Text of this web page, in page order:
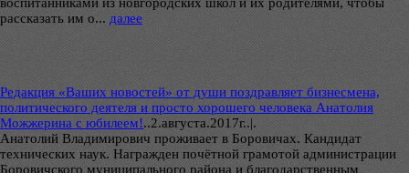
воспитанниками из новгородских школ и их родителями, чтобы
рассказать им о... далее
Редакция «Ваших новостей» от души поздравляет бизнесмена,
политического деятеля и просто хорошего человека Анатолия
Можжерина с юбилеем!..2.августа.2017г..|.
Анатолий Владимирович проживает в Боровичах. Кандидат
технических наук. Награжден почётной грамотой администрации
Боровичского муниципального района и благодарственным